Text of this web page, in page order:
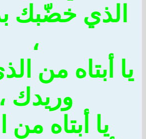
خضّبك
أبتاه من
وريدك ،
يا أبتاه من